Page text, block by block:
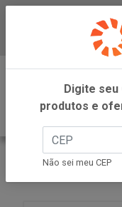
INÍCIO
MARILAN
Digite
produtos e
Não sei meu CEP